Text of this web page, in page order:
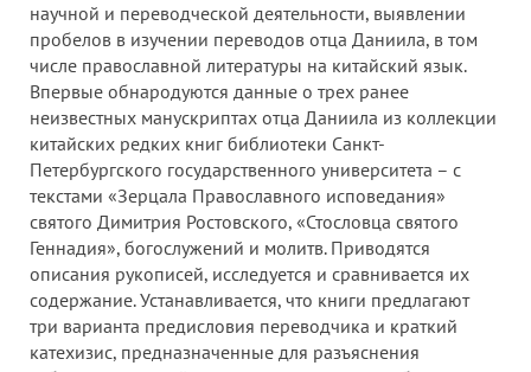
научной и переводческой деятельности, выявлении
пробелов в изучении переводов отца Даниила, в том
числе православной литературы на китайский язык.
Впервые обнародуются данные о трех ранее
неизвестных манускриптах отца Даниила из коллекции
китайских редких книг библиотеки Санкт-
Петербургского государственного университета – с
текстами «Зерцала Православного исповедания»
святого Димитрия Ростовского, «Стословца святого
Геннадия», богослужений и молитв. Приводятся
описания рукописей, исследуется и сравнивается их
содержание. Устанавливается, что книги предлагают
три варианта предисловия переводчика и краткий
катехизис, предназначенные для разъяснения